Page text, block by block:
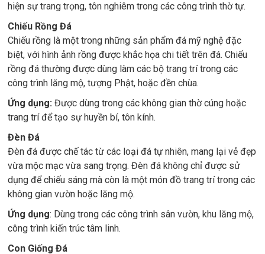
hiện sự trang trọng, tôn nghiêm trong các công trình thờ tự.
Chiếu Rồng Đá
Chiếu rồng là một trong những sản phẩm đá mỹ nghệ đặc
biệt, với hình ảnh rồng được khắc họa chi tiết trên đá. Chiếu
rồng đá thường được dùng làm các bộ trang trí trong các
công trình lăng mộ, tượng Phật, hoặc đền chùa.
Ứng dụng: Được dùng trong các không gian thờ cúng hoặc
trang trí để tạo sự huyền bí, tôn kính.
Đèn Đá
Đèn đá được chế tác từ các loại đá tự nhiên, mang lại vẻ đẹp
vừa mộc mạc vừa sang trọng. Đèn đá không chỉ được sử
dụng để chiếu sáng mà còn là một món đồ trang trí trong các
không gian vườn hoặc lăng mộ.
Ứng dụng: Dùng trong các công trình sân vườn, khu lăng mộ,
công trình kiến trúc tâm linh.
Con Giống Đá